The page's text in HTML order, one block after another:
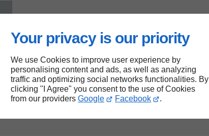
Your privacy is our priority
We use Cookies to improve user experience by
personalising content and ads, as well as analyzing
traffic and optimizing social networks functionalities. By
clicking "I Agree" you consent to the use of Cookies
from our providers Google Facebook .